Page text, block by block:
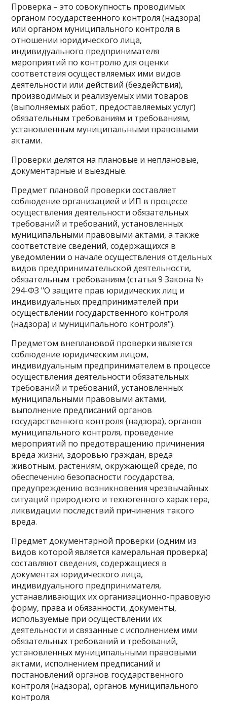
Проверка – это совокупность проводимых
органом государственного контроля (надзора)
или органом муниципального контроля в
отношении юридического лица,
индивидуального предпринимателя
мероприятий по контролю для оценки
соответствия осуществляемых ими видов
деятельности или действий (бездействия),
производимых и реализуемых ими товаров
(выполняемых работ, предоставляемых услуг)
обязательным требованиям и требованиям,
установленным муниципальными правовыми
актами.
Проверки делятся на плановые и неплановые,
документарные и выездные.
Предмет плановой проверки составляет
соблюдение организацией и ИП в процессе
осуществления деятельности обязательных
требований и требований, установленных
муниципальными правовыми актами, а также
соответствие сведений, содержащихся в
уведомлении о начале осуществления отдельных
видов предпринимательской деятельности,
обязательным требованиям (статья 9 Закона №
294-ФЗ "О защите прав юридических лиц и
индивидуальных предпринимателей при
осуществлении государственного контроля
(надзора) и муниципального контроля").
Предметом внеплановой проверки является
соблюдение юридическим лицом,
индивидуальным предпринимателем в процессе
осуществления деятельности обязательных
требований и требований, установленных
муниципальными правовыми актами,
выполнение предписаний органов
государственного контроля (надзора), органов
муниципального контроля, проведение
мероприятий по предотвращению причинения
вреда жизни, здоровью граждан, вреда
животным, растениям, окружающей среде, по
обеспечению безопасности государства,
предупреждению возникновения чрезвычайных
ситуаций природного и техногенного характера,
ликвидации последствий причинения такого
вреда.
Предмет документарной проверки (одним из
видов которой является камеральная проверка)
составляют сведения, содержащиеся в
документах юридического лица,
индивидуального предпринимателя,
устанавливающих их организационно-правовую
форму, права и обязанности, документы,
используемые при осуществлении их
деятельности и связанные с исполнением ими
обязательных требований и требований,
установленных муниципальными правовыми
актами, исполнением предписаний и
постановлений органов государственного
контроля (надзора), органов муниципального
контроля.